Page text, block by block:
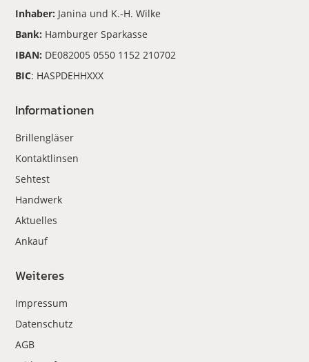
Inhaber: Janina und K.-H. Wilke
Bank: Hamburger Sparkasse
IBAN: DE082005 0550 1152 210702
BIC: HASPDEHHXXX
Informationen
Brillengläser
Kontaktlinsen
Sehtest
Handwerk
Aktuelles
Ankauf
Weiteres
Impressum
Datenschutz
AGB